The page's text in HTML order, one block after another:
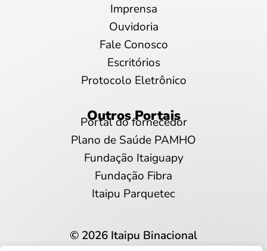
Imprensa
Ouvidoria
Fale Conosco
Escritórios
Protocolo Eletrônico
Outros Portais
Portal do fornecedor
Plano de Saúde PAMHO
Fundação Itaiguapy
Fundação Fibra
Itaipu Parquetec
© 2026 Itaipu Binacional